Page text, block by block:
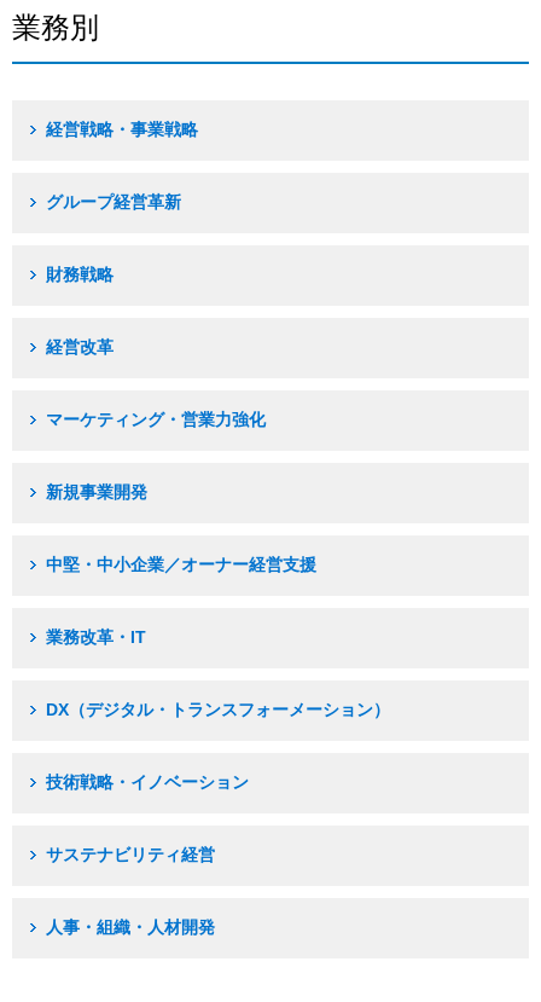
業務別
経営戦略・事業戦略
グループ経営革新
財務戦略
経営改革
マーケティング・営業力強化
新規事業開発
中堅・中小企業／オーナー経営支援
業務改革・IT
DX（デジタル・トランスフォーメーション）
技術戦略・イノベーション
サステナビリティ経営
人事・組織・人材開発